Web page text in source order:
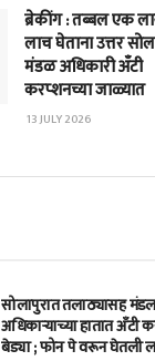
ब्रेकींग : तब्बल एक
लाच घेताना उत्तर
मंडळ अधिकारी अँटी
करप्शनच्या जाळ्यात
13 JULY 2026
सोलापुरात तलाठ्यासह मंडल
अधिकाऱ्याच्या हातात अँटी
बेड्या ; फोन पे वरून घेतली